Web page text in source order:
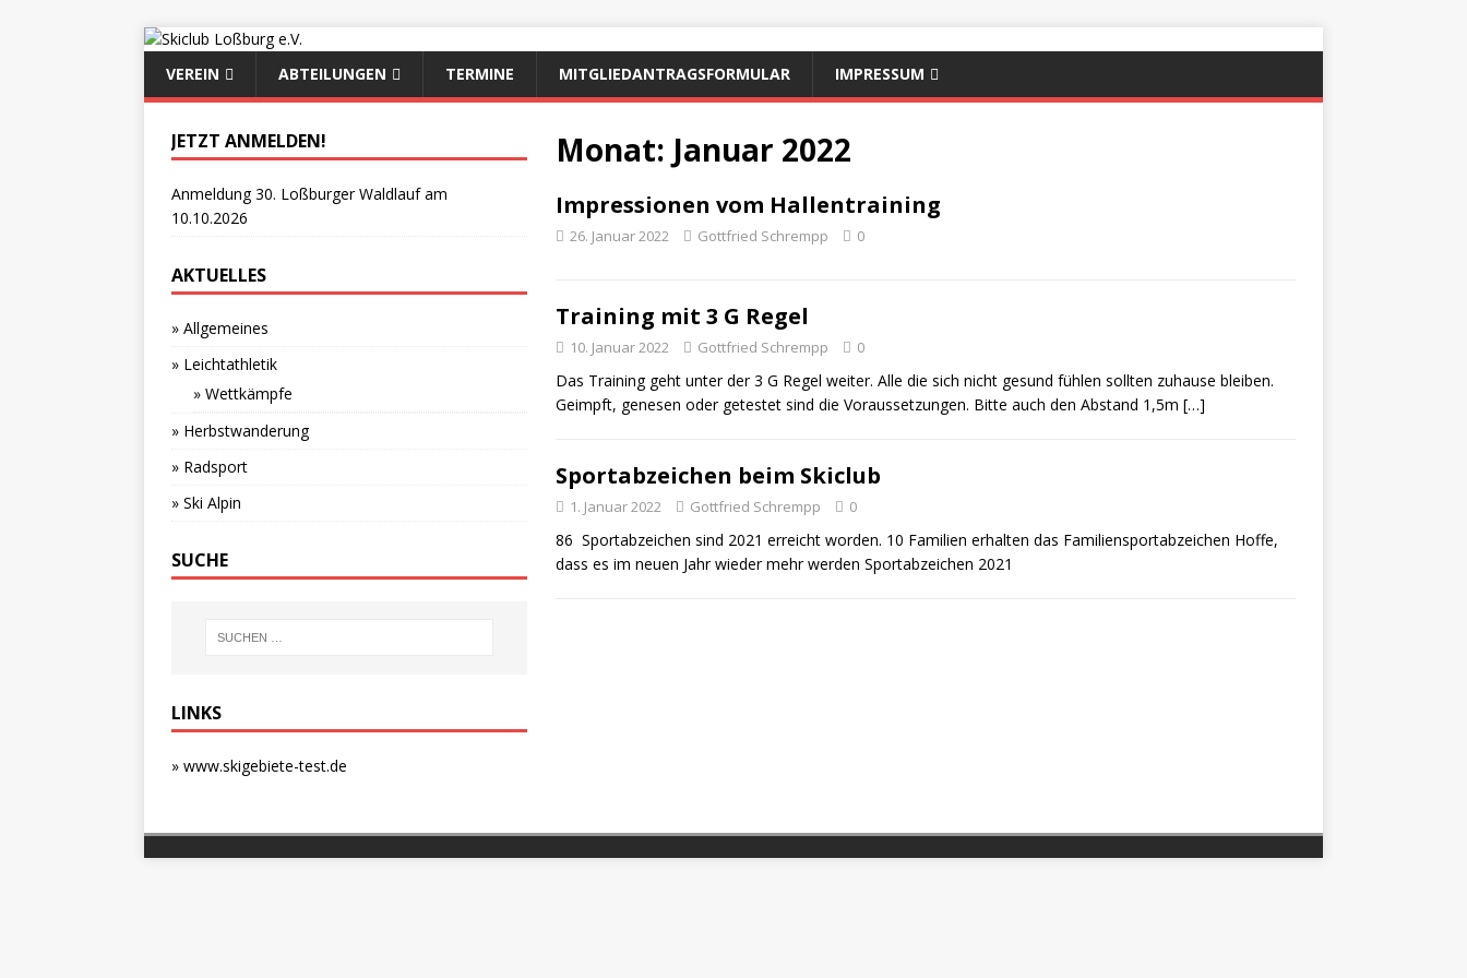
VEREIN ABTEILUNGEN TERMINE MITGLIEDANTRAGSFORMULAR IMPRESSUM
Monat: Januar 2022
Impressionen vom Hallentraining
26. Januar 2022 Gottfried Schrempp 0
Training mit 3 G Regel
10. Januar 2022 Gottfried Schrempp 0
Das Training geht unter der 3 G Regel weiter. Alle die sich nicht gesund fühlen sollten zuhause bleiben.
Geimpft, genesen oder getestet sind die Voraussetzungen. Bitte auch den Abstand 1,5m […]
Sportabzeichen beim Skiclub
1. Januar 2022 Gottfried Schrempp 0
86 Sportabzeichen sind 2021 erreicht worden. 10 Familien erhalten das Familiensportabzeichen Hoffe,
dass es im neuen Jahr wieder mehr werden Sportabzeichen 2021
JETZT ANMELDEN!
Anmeldung 30. Loßburger Waldlauf am
10.10.2026
AKTUELLES
» Allgemeines
» Leichtathletik
» Wettkämpfe
» Herbstwanderung
» Radsport
» Ski Alpin
SUCHE
LINKS
» www.skigebiete-test.de